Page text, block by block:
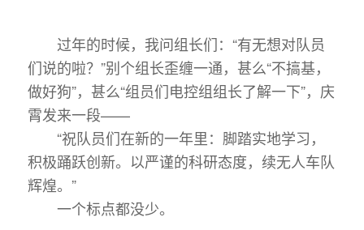
过年的时候，我问组长们：“有无想对队员
们说的啦？”别个组长歪缠一通，甚么“不搞基，
做好狗”，甚么“组员们电控组组长了解一下”，庆
霄发来一段——
“祝队员们在新的一年里：脚踏实地学习，
积极踊跃创新。以严谨的科研态度，续无人车队
辉煌。”
一个标点都没少。